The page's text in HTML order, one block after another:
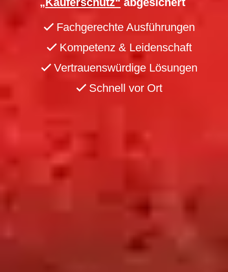
Fachgerechte Ausführungen
Kompetenz & Leidenschaft
Vertrauenswürdige Lösungen
Schnell vor Ort